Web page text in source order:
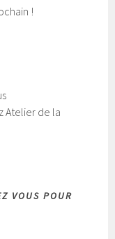
!
Atelier de la
VOUS POUR